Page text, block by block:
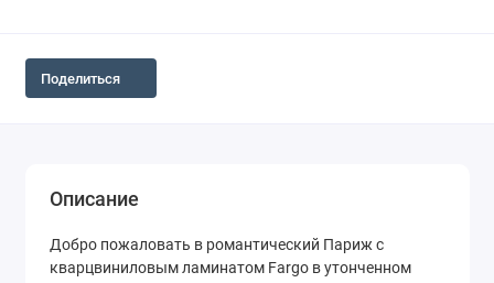
Поделиться
Описание
Добро пожаловать в романтический Париж с
кварцвиниловым ламинатом Fargo в утонченном